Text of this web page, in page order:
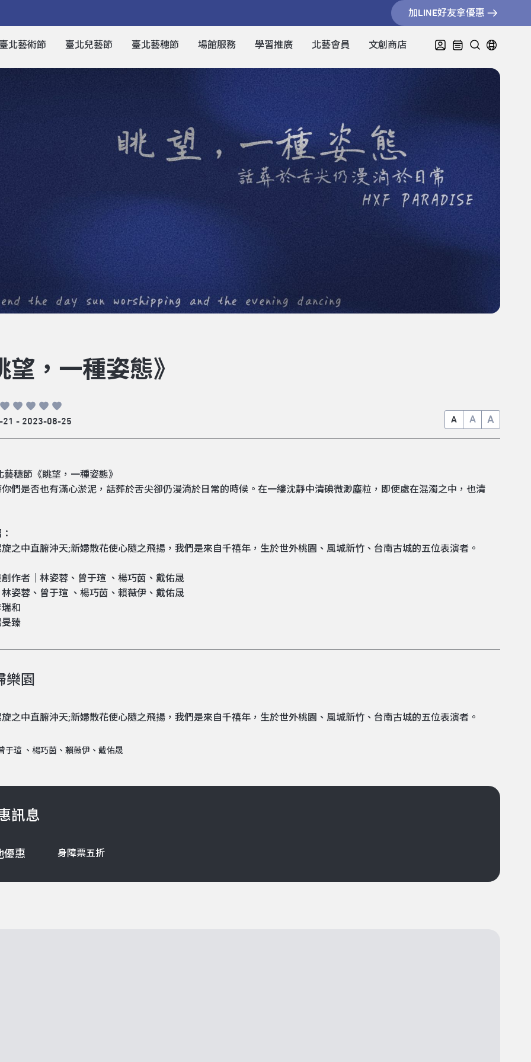
加LINE好友拿優惠
北藝術節 臺北兒藝節 臺北藝穗節 場館服務 學習推廣 北藝會員 文創商店
望，一種姿態》
21 - 2023-08-25 A A A
藝穗節《眺望，一種姿態》
們是否也有滿心淤泥，話葬於舌尖卻仍漫淌於日常的時候。在一縷沈靜中清碘微渺塵粒，即使處在混濁之中，也清
之中直腑沖天;新婦散花使心隨之飛揚，我們是來自千禧年，生於世外桃園、風城新竹、台南古城的五位表演者。
作者｜林姿蓉、曾于瑄 、楊巧茵、戴佑晟
姿蓉、曾于瑄 、楊巧茵、賴薇伊、戴佑晟
和
臻
樂園
之中直腑沖天;新婦散花使心隨之飛揚，我們是來自千禧年，生於世外桃園、風城新竹、台南古城的五位表演者。
于瑄 、楊巧茵、賴薇伊、戴佑晟
訊息
優惠 身障票五折